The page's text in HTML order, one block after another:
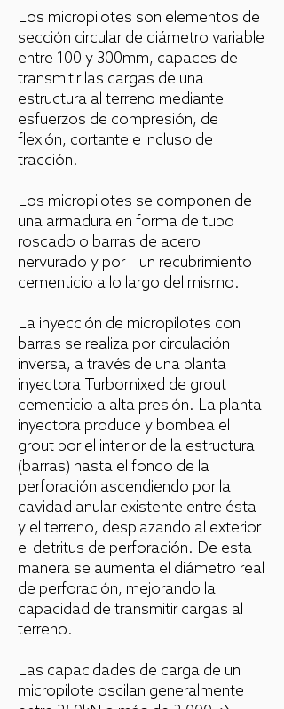
Los micropilotes son elementos de
sección circular de diámetro variable
entre 100 y 300mm, capaces de
transmitir las cargas de una
estructura al terreno mediante
esfuerzos de compresión, de
flexión, cortante e incluso de
tracción.
Los micropilotes se componen de
una armadura en forma de tubo
roscado o barras de acero
nervurado y por un recubrimiento
cementicio a lo largo del mismo.
La inyección de micropilotes con
barras se realiza por circulación
inversa, a través de una planta
inyectora Turbomixed de grout
cementicio a alta presión. La planta
inyectora produce y bombea el
grout por el interior de la estructura
(barras) hasta el fondo de la
perforación ascendiendo por la
cavidad anular existente entre ésta
y el terreno, desplazando al exterior
el detritus de perforación. De esta
manera se aumenta el diámetro real
de perforación, mejorando la
capacidad de transmitir cargas al
terreno.
Las capacidades de carga de un
micropilote oscilan generalmente